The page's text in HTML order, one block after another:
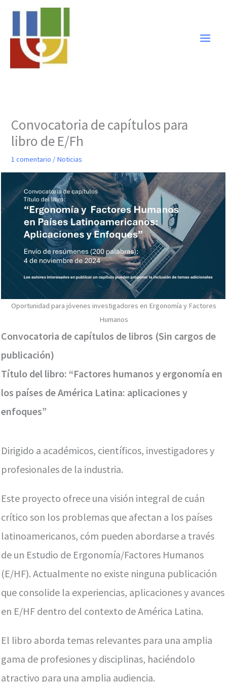
contenido
Convocatoria de capítulos para
libro de E/Fh
1 comentario / Noticias
Oportunidad para jóvenes investigadores en Ergonomía y Factores
Humanos
Convocatoria de capítulos de libros (Sin cargos de
publicación)
Título del libro: “Factores humanos y ergonomía en
los países de América Latina: aplicaciones y
enfoques”
Dirigido a académicos, científicos, investigadores y
profesionales de la industria.
Este proyecto ofrece una visión integral de cuán
crítico son los problemas que afectan a los países
latinoamericanos, cóm pueden abordarse a través
de un Estudio de Ergonomía/Factores Humanos
(E/HF). Actualmente no existe ninguna publicación
que consolide la experiencias, aplicaciones y avances
en E/HF dentro del contexto de América Latina.
El libro aborda temas relevantes para una amplia
gama de profesiones y disciplinas, haciéndolo
atractivo para una amplia audiencia.